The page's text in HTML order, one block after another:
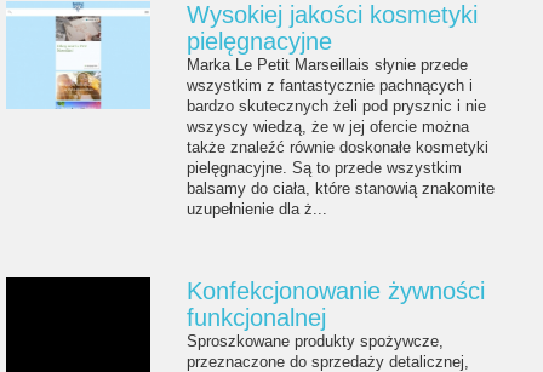
Wysokiej jakości kosmetyki
pielęgnacyjne
Marka Le Petit Marseillais słynie przede
wszystkim z fantastycznie pachnących i
bardzo skutecznych żeli pod prysznic i nie
wszyscy wiedzą, że w jej ofercie można
także znaleźć równie doskonałe kosmetyki
pielęgnacyjne. Są to przede wszystkim
balsamy do ciała, które stanowią znakomite
uzupełnienie dla ż...
Konfekcjonowanie żywności
funkcjonalnej
Sproszkowane produkty spożywcze,
przeznaczone do sprzedaży detalicznej,